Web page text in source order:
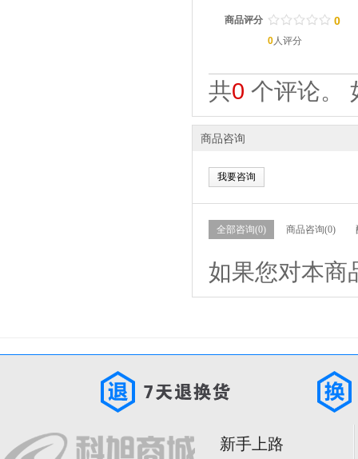
商品评分 / / / / /
. . . . . 0
0人评分
共0 个评论。
商品咨询
我要咨询
全部咨询(0) 商品咨询(0)
如果您对本商
新手上路